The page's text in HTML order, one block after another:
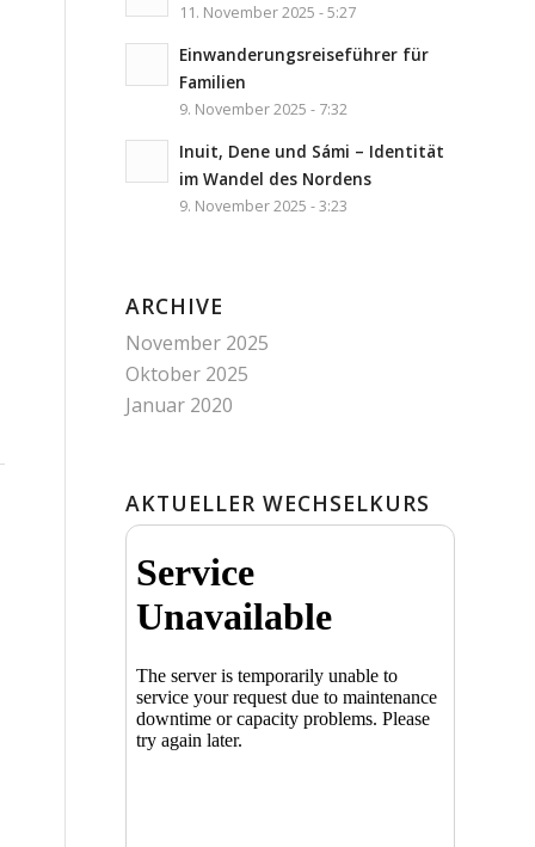
11. November 2025 - 5:27
Einwanderungsreiseführer für
Familien
9. November 2025 - 7:32
Inuit, Dene und Sámi – Identität
im Wandel des Nordens
9. November 2025 - 3:23
ARCHIVE
November 2025
Oktober 2025
Januar 2020
AKTUELLER WECHSELKURS